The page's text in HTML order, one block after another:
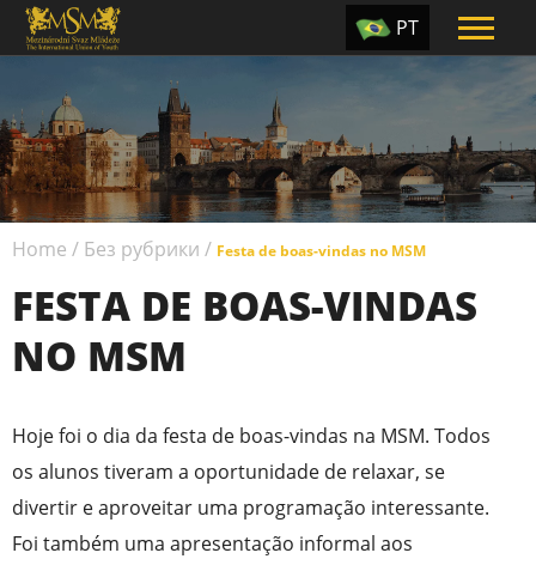
TR
PT
UA
CZ
RU
Home / Без рубрики / Festa de boas-vindas no МSМ
FESTA DE BOAS-VINDAS
NO МSМ
Hoje foi o dia da festa de boas-vindas na MSM. Todos
os alunos tiveram a oportunidade de relaxar, se
divertir e aproveitar uma programação interessante.
Foi também uma apresentação informal aos